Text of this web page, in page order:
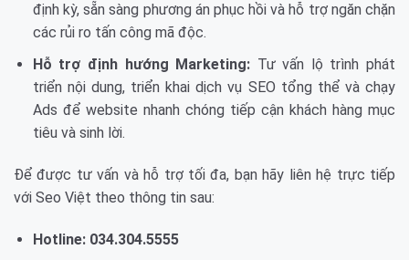
định kỳ, sẵn sàng phương án phục hồi và hỗ trợ ngăn chặn
các rủi ro tấn công mã độc.
Hỗ trợ định hướng Marketing: Tư vấn lộ trình phát
triển nội dung, triển khai dịch vụ SEO tổng thể và chạy
Ads để website nhanh chóng tiếp cận khách hàng mục
tiêu và sinh lời.
Để được tư vấn và hỗ trợ tối đa, bạn hãy liên hệ trực tiếp
với Seo Việt theo thông tin sau:
Hotline: 034.304.5555